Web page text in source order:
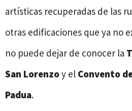
artísticas recuperadas de las
otras edificaciones que ya no
no puede dejar de conocer la
San Lorenzoy el Convento
Padua.